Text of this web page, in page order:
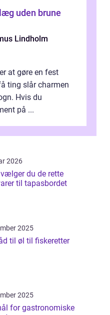
uden brune
Lindholm
at gøre en fest
ting slår charmen
Hvis du
på ...
2026
du de rette
til tapasbordet
2025
til øl til fiskeretter
2025
for gastronomiske